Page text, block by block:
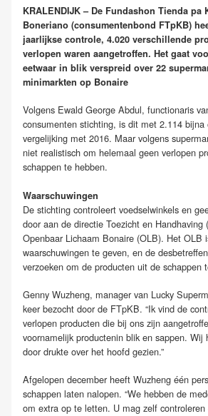
KRALENDIJK – De Fundashon Tienda pa
Boneriano (consumentenbond FTpKB)
jaarlijkse controle, 4.020 verschillende
verlopen waren aangetroffen. Het gaat
eetwaar in blik verspreid over 22
minimarkten op Bonaire
Volgens Ewald George Abdul, functionaris
consumenten stichting, is dit met 2.114 bijna
vergelijking met 2016. Maar volgens
niet realistisch om helemaal geen verlopen
schappen te hebben.
Waarschuwingen
De stichting controleert voedselwinkels en
door aan de directie Toezicht en
Openbaar Lichaam Bonaire (OLB). Het OLB
waarschuwingen te geven, en de
verzoeken om de producten uit de schappen
Genny Wuzheng, manager van Lucky
keer bezocht door de FTpKB. “Ik vind de
verlopen producten die bij ons zijn
voornamelijk productenin blik en sappen. Wij
door drukte over het hoofd gezien.”
Afgelopen december heeft Wuzheng één
schappen laten nalopen. “We hebben de
om extra op te letten. U mag zelf controleren